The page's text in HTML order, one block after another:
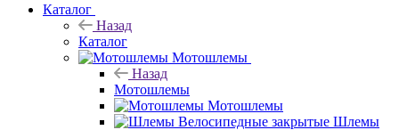
Каталог
Назад
Каталог
Мотошлемы
Назад
Мотошлемы
Мотошлемы
Шлемы